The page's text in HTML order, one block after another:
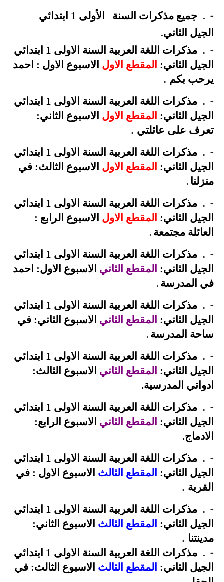
-
. جميع مذكرات السنة
الأولى 1 ابتدائي
الجيل الثاني.
-
.
مذكرات اللغة العربية السنة الاولى 1 ابتدائي
الجيل الثاني: المقطع الاول الاسبوع الاول : احمد
يرحب بكم .
-
.
مذكرات اللغة العربية السنة الاولى 1 ابتدائي
الجيل الثاني: المقطع الاول الاسبوع الثاني:
تعرف على عائلتي .
-
.
مذكرات اللغة العربية السنة الاولى 1 ابتدائي
الجيل الثاني: المقطع الاول الاسبوع الثالث: في
منزلنا .
-
.
مذكرات اللغة العربية السنة الاولى 1 ابتدائي
الجيل الثاني: المقطع الاول الاسبوع الرابع :
العائلة مجتمعة .
-
.
مذكرات اللغة العربية السنة الاولى 1 ابتدائي
الجيل الثاني: المقطع الثاني الاسبوع الاول: احمد
في المدرسة .
-
.
مذكرات اللغة العربية السنة الاولى 1 ابتدائي
الجيل الثاني: المقطع الثاني الاسبوع الثاني: في
ساحة المدرسة .
-
.
مذكرات اللغة العربية السنة الاولى 1 ابتدائي
الجيل الثاني: المقطع الثاني الاسبوع الثالث:
ادواتي المدرسية.
-
.
مذكرات اللغة العربية السنة الاولى 1 ابتدائي
الجيل الثاني: المقطع الثاني الاسبوع الرابع:
الادماج.
-
.
مذكرات اللغة العربية السنة الاولى 1 ابتدائي
الجيل الثاني: المقطع الثالث الاسبوع الاول : في
القرية .
-
.
مذكرات اللغة العربية السنة الاولى 1 ابتدائي
الجيل الثاني: المقطع الثالث الاسبوع الثاني:
مدينتنا .
-
.
مذكرات اللغة العربية السنة الاولى 1 ابتدائي
الجيل الثاني: المقطع الثالث الاسبوع الثالث: في